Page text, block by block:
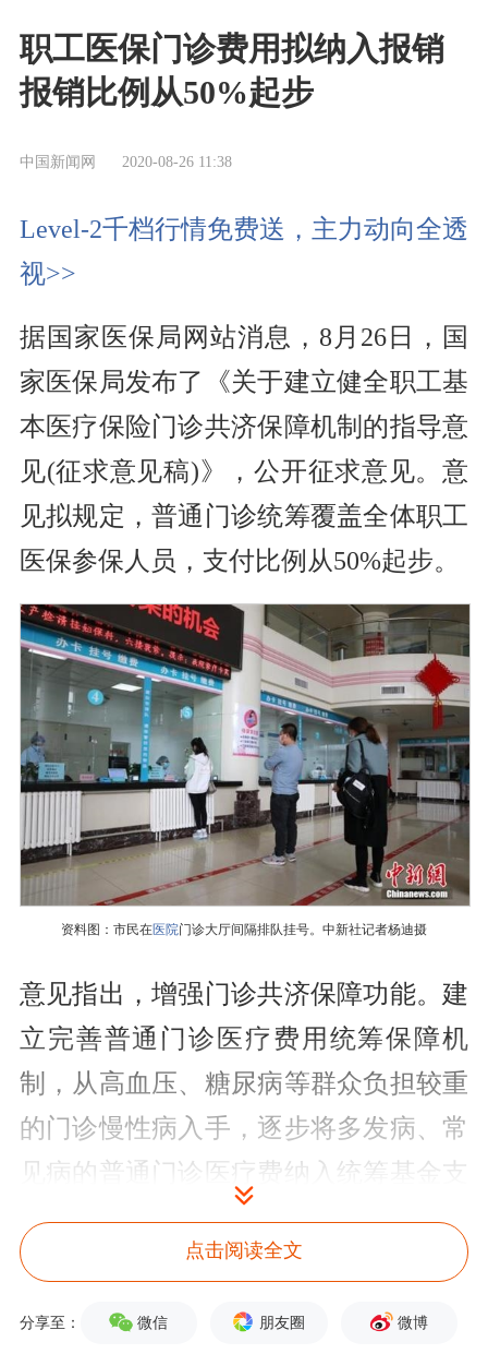
职工医保门诊费用拟纳入报销
报销比例从50%起步
中国新闻网 2020-08-26 11:38
Level-2千档行情免费送，主力动向全透
视>>
据国家医保局网站消息，8月26日，国
家医保局发布了《关于建立健全职工基
本医疗保险门诊共济保障机制的指导意
见(征求意见稿)》，公开征求意见。意
见拟规定，普通门诊统筹覆盖全体职工
医保参保人员，支付比例从50%起步。
资料图：市民在医院门诊大厅间隔排队挂号。中新社记者杨迪摄
意见指出，增强门诊共济保障功能。建
立完善普通门诊医疗费用统筹保障机
制，从高血压、糖尿病等群众负担较重
的门诊慢性病入手，逐步将多发病、常
见病的普通门诊医疗费纳入统筹基金支
付范围。普通门诊统筹覆盖全体职工医
保参保人员，支付比例从50%起步，随
着基金承受能力增强逐步提高保障水
点击阅读全文
分享至： 微信 朋友圈 微博